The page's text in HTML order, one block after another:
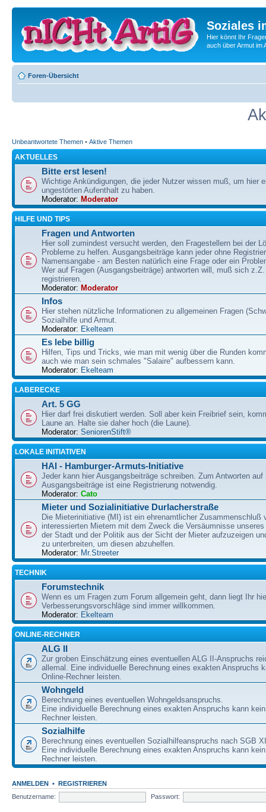
Soziales
Hier könnt Ihr
auch über Armut im
Foren-Übersicht
Unbeantwortete Themen • Aktive Themen
AKTUELLES
Bitte erst lesen!
Wichtige Ankündigungen, die jeder Nutzer wissen muß, um hier
ungestörten Aufenthalt zu haben.
Moderator: Moderator
HILFE UND TIPS
Fragen und Antworten
Hier soll zumindest versucht werden, den Fragestellern bei der
Probleme zu helfen. Ausgangsbeiträge kann jeder ohne
Namensangabe - am Besten natürlich eine Frage oder ein
Wer auf Fragen (Ausgangsbeiträge) antworten will, muß sich
registrieren.
Moderator: Moderator
Infos
Hier stehen nützliche Informationen zu allgemeinen Fragen
Sozialhilfe und Armut.
Moderator: Ekelteam
Es lebe billig
Hilfen, Tips und Tricks, wie man mit wenig über die Runden
auch wie man sein schmales "Salaire" aufbessern kann.
Moderator: Ekelteam
LABERECKE
Art. 5 GG
Hier darf frei diskutiert werden. Soll aber kein Freibrief sein,
Laune an. Halte sie daher hoch (die Laune).
Moderator: SeniorenStift®
LOKALE INITIATIVEN
HAI - Hamburger-Armuts-Initiative
Jeder kann hier Ausgangsbeiträge schreiben. Zum Antworten auf
Ausgangsbeiträge ist eine Registrierung notwendig.
Moderator: Cato
Mieter und Sozialinitiative Durlacherstraße
Die Mieterinitiative (MI) ist ein ehrenamtlicher Zusammenschluß
interessierten Mietern mit dem Zweck die Versäumnisse
der Stadt und der Politik aus der Sicht der Mieter aufzuzeigen
zu unterbreiten, um diesen abzuhelfen.
Moderator: Mr.Streeter
TECHNIK
Forumstechnik
Wenn es um Fragen zum Forum allgemein geht, dann liegt Ihr
Verbesserungsvorschläge sind immer willkommen.
Moderator: Ekelteam
ONLINE-RECHNER
ALG II
Zur groben Einschätzung eines eventuellen ALG II-Anspruchs
allemal. Eine individuelle Berechnung eines exakten Anspruchs
Online-Rechner leisten.
Wohngeld
Berechnung eines eventuellen Wohngeldsanspruchs.
Eine individuelle Berechnung eines exakten Anspruchs kann
Rechner leisten.
Sozialhilfe
Berechnung eines eventuellen Sozialhilfeanspruchs nach SGB
Eine individuelle Berechnung eines exakten Anspruchs kann
Rechner leisten.
ANMELDEN • REGISTRIEREN
Benutzername:
Passwort: